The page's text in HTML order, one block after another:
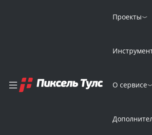
Проекты
О сервисе
Как найти зеркала сайта
Как найти